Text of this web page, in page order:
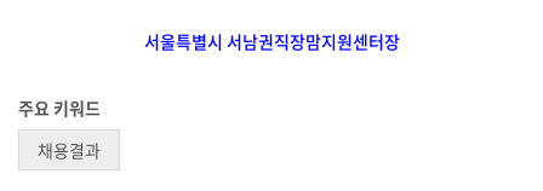
서울특별시 서남권직장맘지원센터장
주요 키워드
채용결과